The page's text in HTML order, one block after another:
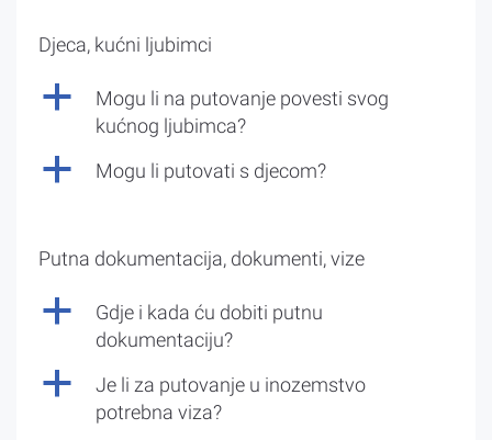
Djeca, kućni ljubimci
a
Mogu li na putovanje povesti svog
kućnog ljubimca?
a Mogu li putovati s djecom?
Putna dokumentacija, dokumenti, vize
a
Gdje i kada ću dobiti putnu
dokumentaciju?
a
Je li za putovanje u inozemstvo
potrebna viza?